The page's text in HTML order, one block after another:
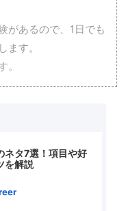
があるので、1日でも
ます。
。
ネタ7選！項目や好
を解説